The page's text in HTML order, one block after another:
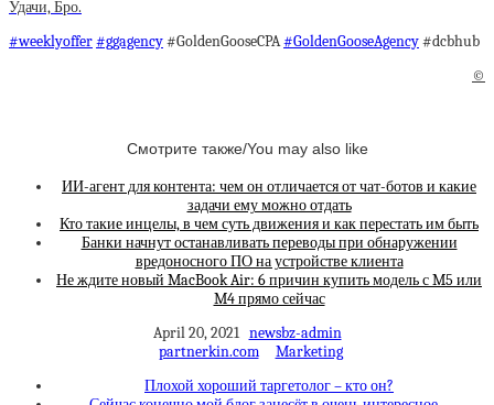
Удачи, Бро.
#weeklyoffer#ggagency#GoldenGooseCPA#GoldenGooseAgency#dcbhub
©
Смотрите также/You may also like
ИИ-агент для контента: чем он отличается от чат-ботов и какие
задачи ему можно отдать
Кто такие инцелы, в чем суть движения и как перестать им быть
Банки начнут останавливать переводы при обнаружении
вредоносного ПО на устройстве клиента
Не ждите новый MacBook Air: 6 причин купить модель с M5 или
M4 прямо сейчас
April 20, 2021 newsbz-admin
partnerkin.com
Marketing
Плохой хороший таргетолог – кто он?